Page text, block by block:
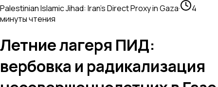
Palestinian Islamic Jihad: Iran's Direct Proxy in Gaza·
4
минуты чтения
Летние лагеря ПИД:
вербовка и радикализация